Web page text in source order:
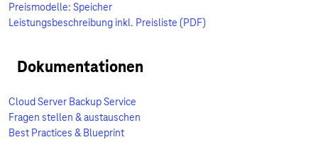
Preismodelle: Speicher
Leistungsbeschreibung inkl. Preisliste (PDF)
Dokumentationen
Cloud Server Backup Service
Fragen stellen & austauschen
Best Practices & Blueprint